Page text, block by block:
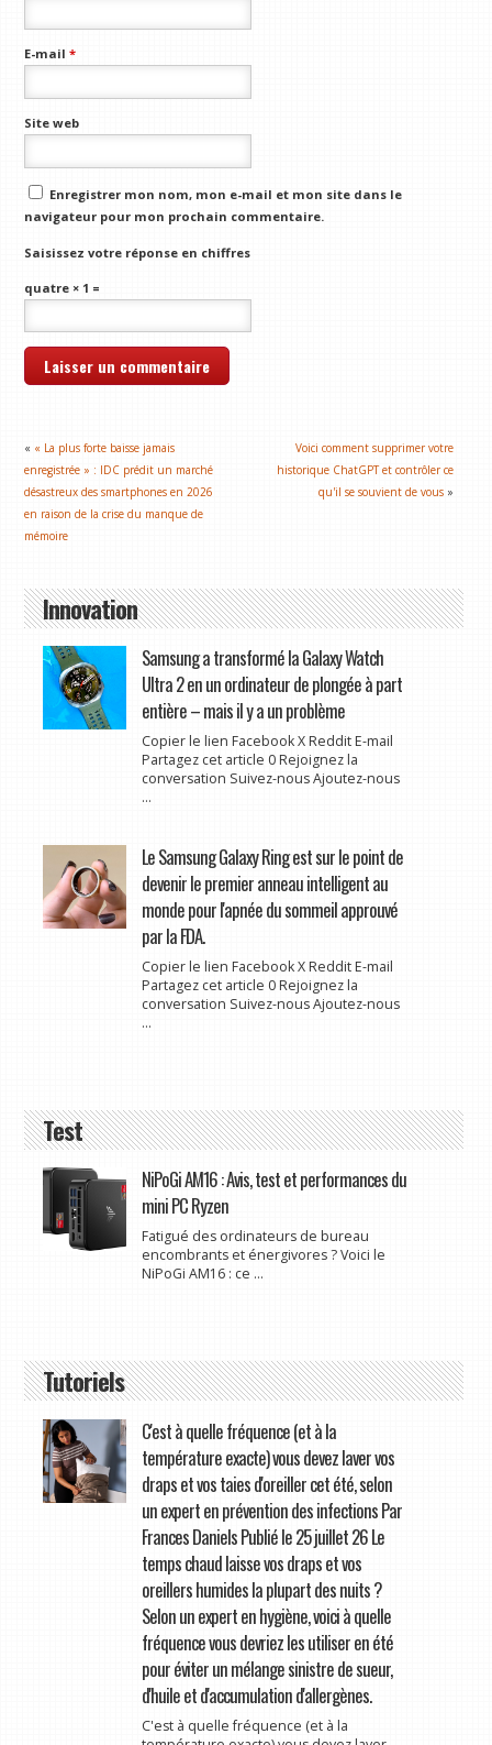
E-mail*
Site web
Enregistrer mon nom, mon e-mail et mon site dans le
navigateur pour mon prochain commentaire.
Saisissez votre réponse en chiffres
quatre × 1 =
« « La plus forte baisse jamais
enregistrée » : IDC prédit un marché
désastreux des smartphones en 2026
en raison de la crise du manque de
mémoire
Voici comment supprimer votre
historique ChatGPT et contrôler ce
qu'il se souvient de vous »
Innovation
Samsung a transformé la Galaxy Watch
Ultra 2 en un ordinateur de plongée à part
entière – mais il y a un problème
Copier le lien Facebook X Reddit E-mail
Partagez cet article 0 Rejoignez la
conversation Suivez-nous Ajoutez-nous
...
Le Samsung Galaxy Ring est sur le point de
devenir le premier anneau intelligent au
monde pour l'apnée du sommeil approuvé
par la FDA.
Copier le lien Facebook X Reddit E-mail
Partagez cet article 0 Rejoignez la
conversation Suivez-nous Ajoutez-nous
...
Test
NiPoGi AM16 : Avis, test et performances du
mini PC Ryzen
Fatigué des ordinateurs de bureau
encombrants et énergivores ? Voici le
NiPoGi AM16 : ce ...
Tutoriels
C'est à quelle fréquence (et à la
température exacte) vous devez laver vos
draps et vos taies d'oreiller cet été, selon
un expert en prévention des infections Par
Frances Daniels Publié le 25 juillet 26 Le
temps chaud laisse vos draps et vos
oreillers humides la plupart des nuits ?
Selon un expert en hygiène, voici à quelle
fréquence vous devriez les utiliser en été
pour éviter un mélange sinistre de sueur,
d'huile et d'accumulation d'allergènes.
C'est à quelle fréquence (et à la